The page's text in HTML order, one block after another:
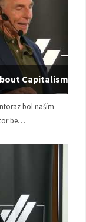
Capitalism
bol naším
be…